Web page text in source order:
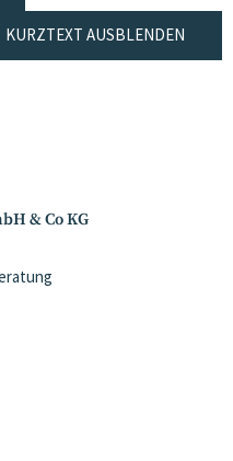
KURZTEXT AUSBLENDEN
& Co KG